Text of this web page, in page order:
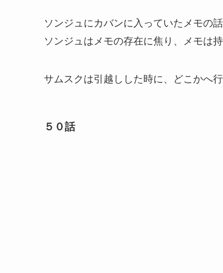
ソンジュにカバンに入っていたメモの
ソンジュはメモの存在に焦り、メモは
サムスクは引越しした時に、どこかへ
５０話